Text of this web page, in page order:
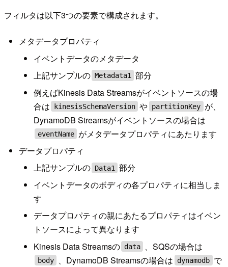
フィルタは以下3つの要素で構成されます。
メタデータプロパティ
イベントデータのメタデータ
上記サンプルの Metadata1
部分
例えばKinesis Data Streamsがイベントソースの場
合は
kinesisSchemaVersion や partitionKey が、
DynamoDB Streamsがイベントソースの場合は
eventName がメタデータプロパティにあたります
データプロパティ
上記サンプルの Data1
部分
イベントデータのボディの各プロパティに相当しま
す
データプロパティの親にあたるプロパティはイベン
トソースによって異なります
Kinesis Data Streamsの data 、SQSの場合は
body 、DynamoDB Streamsの場合は dynamodb で